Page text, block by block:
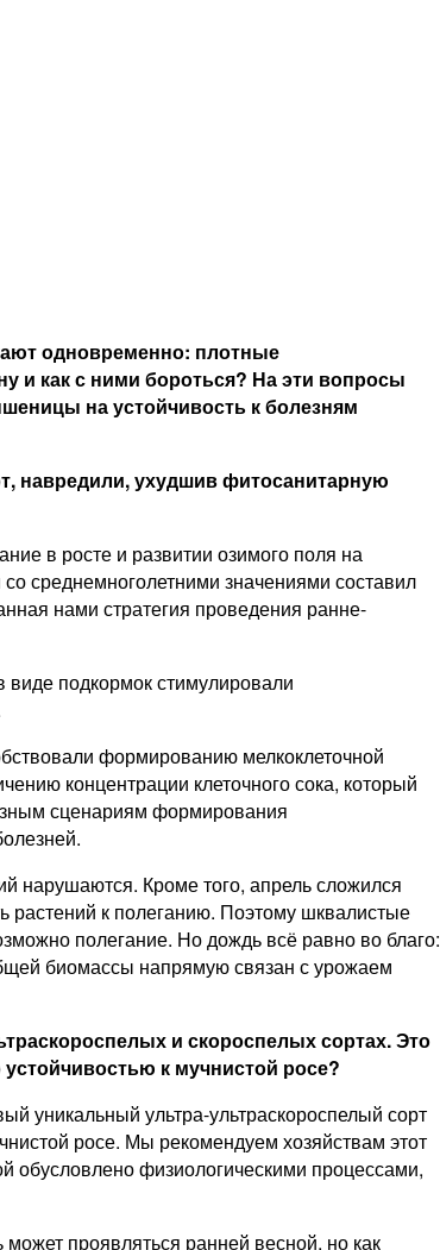
одновременно: плотные
и как с ними бороться? На эти вопросы
на устойчивость к болезням
навредили, ухудшив фитосанитарную
в росте и развитии озимого поля на
среднемноголетними значениями составил
нами стратегия проведения ранне-
подкормок стимулировали
формированию мелкоклеточной
концентрации клеточного сока, который
сценариям формирования
нарушаются. Кроме того, апрель сложился
растений к полеганию. Поэтому шквалистые
полегание. Но дождь всё равно во благо:
биомассы напрямую связан с урожаем
и скороспелых сортах. Это
к мучнистой росе?
уникальный ультра-ультраскороспелый сорт
росе. Мы рекомендуем хозяйствам этот
обусловлено физиологическими процессами,
проявляться ранней весной, но как